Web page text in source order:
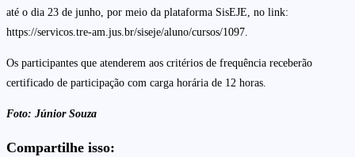
até o dia 23 de junho, por meio da plataforma SisEJE, no link:
https://servicos.tre-am.jus.br/siseje/aluno/cursos/1097.
Os participantes que atenderem aos critérios de frequência receberão
certificado de participação com carga horária de 12 horas.
Foto: Júnior Souza
Compartilhe isso: